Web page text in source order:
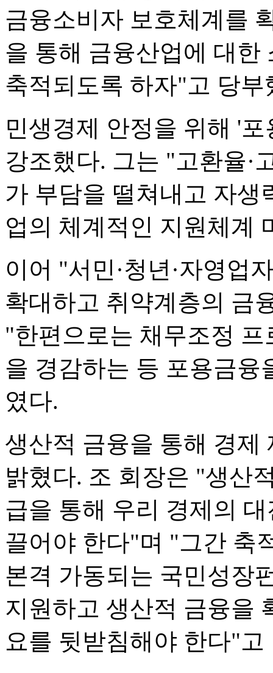
금융소비자 보호체계를
을 통해 금융산업에 대한
축적되도록 하자"고 당부
민생경제 안정을 위해 '
강조했다. 그는 "고환율·
가 부담을 떨쳐내고 자생
업의 체계적인 지원체계
이어 "서민·청년·자영업
확대하고 취약계층의 금
"한편으로는 채무조정
을 경감하는 등 포용금
였다.
생산적 금융을 통해 경제
밝혔다. 조 회장은 "생산
급을 통해 우리 경제의
끌어야 한다"며 "그간 축
본격 가동되는 국민성장
지원하고 생산적 금융을
요를 뒷받침해야 한다"고